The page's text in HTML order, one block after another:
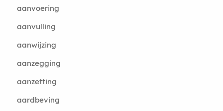
aanvoering
aanvulling
aanwijzing
aanzegging
aanzetting
aardbeving